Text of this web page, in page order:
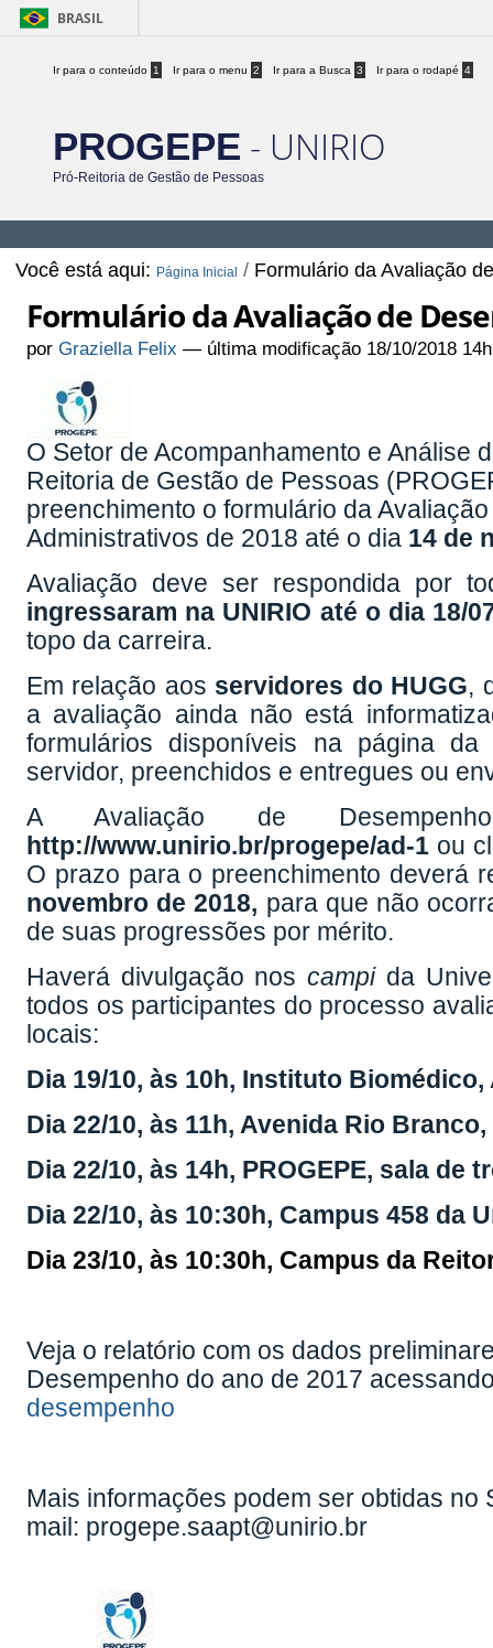
BRASIL
Ir para o conteúdo 1 Ir para o menu 2 Ir para a Busca 3 Ir para o rodapé 4
PROGEPE - UNIRIO
Pró-Reitoria de Gestão de Pessoas
Você está aqui: Página Inicial / Formulário da Avaliação
Formulário da Avaliação de
porGraziella Felix — última modificação 18/10/2018
O Setor de Acompanhamento e Análise
Reitoria de Gestão de Pessoas
preenchimento o formulário da
Administrativos de 2018 até o dia 14 de
Avaliação deve ser respondida por
ingressaram na UNIRIO até o dia 18/
topo da carreira.
Em relação aos servidores do HUGG,
a avaliação ainda não está
formulários disponíveis na página
servidor, preenchidos e entregues ou
A Avaliação de
http://www.unirio.br/progepe/ad-1 ou
O prazo para o preenchimento deverá
novembro de 2018, para que não
de suas progressões por mérito.
Haverá divulgação noscampida
todos os participantes do processo
locais:
Dia 19/10, às 10h, Instituto
Dia 22/10, às 11h, Avenida Rio Branco,
Dia 22/10, às 14h, PROGEPE, sala de
Dia 22/10, às 10:30h, Campus 458 da
Dia 23/10, às 10:30h, Campus da
Veja o relatório com os dados
Desempenho do ano de 2017
desempenho
Mais informações podem ser obtidas no
mail: progepe.saapt@unirio.br